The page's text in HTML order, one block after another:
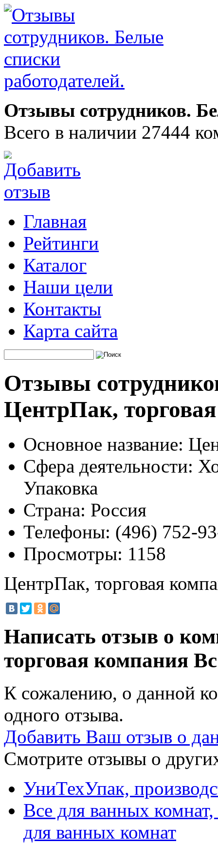
Отзывы сотрудников.
Всего в наличии 27444
Главная
Рейтинги
Каталог
Наши цели
Контакты
Карта сайта
Отзывы
ЦентрПак,
Основное название:
Сфера деятельности:
Упаковка
Страна: Россия
Телефоны: (496) 752-
Просмотры: 1158
ЦентрПак, торговая
Написать отзыв о
торговая компания
К сожалению, о данной
одного отзыва.
Добавить Ваш отзыв о
Смотрите отзывы о
УниТехУпак,
Все для ванных
для ванных комнат